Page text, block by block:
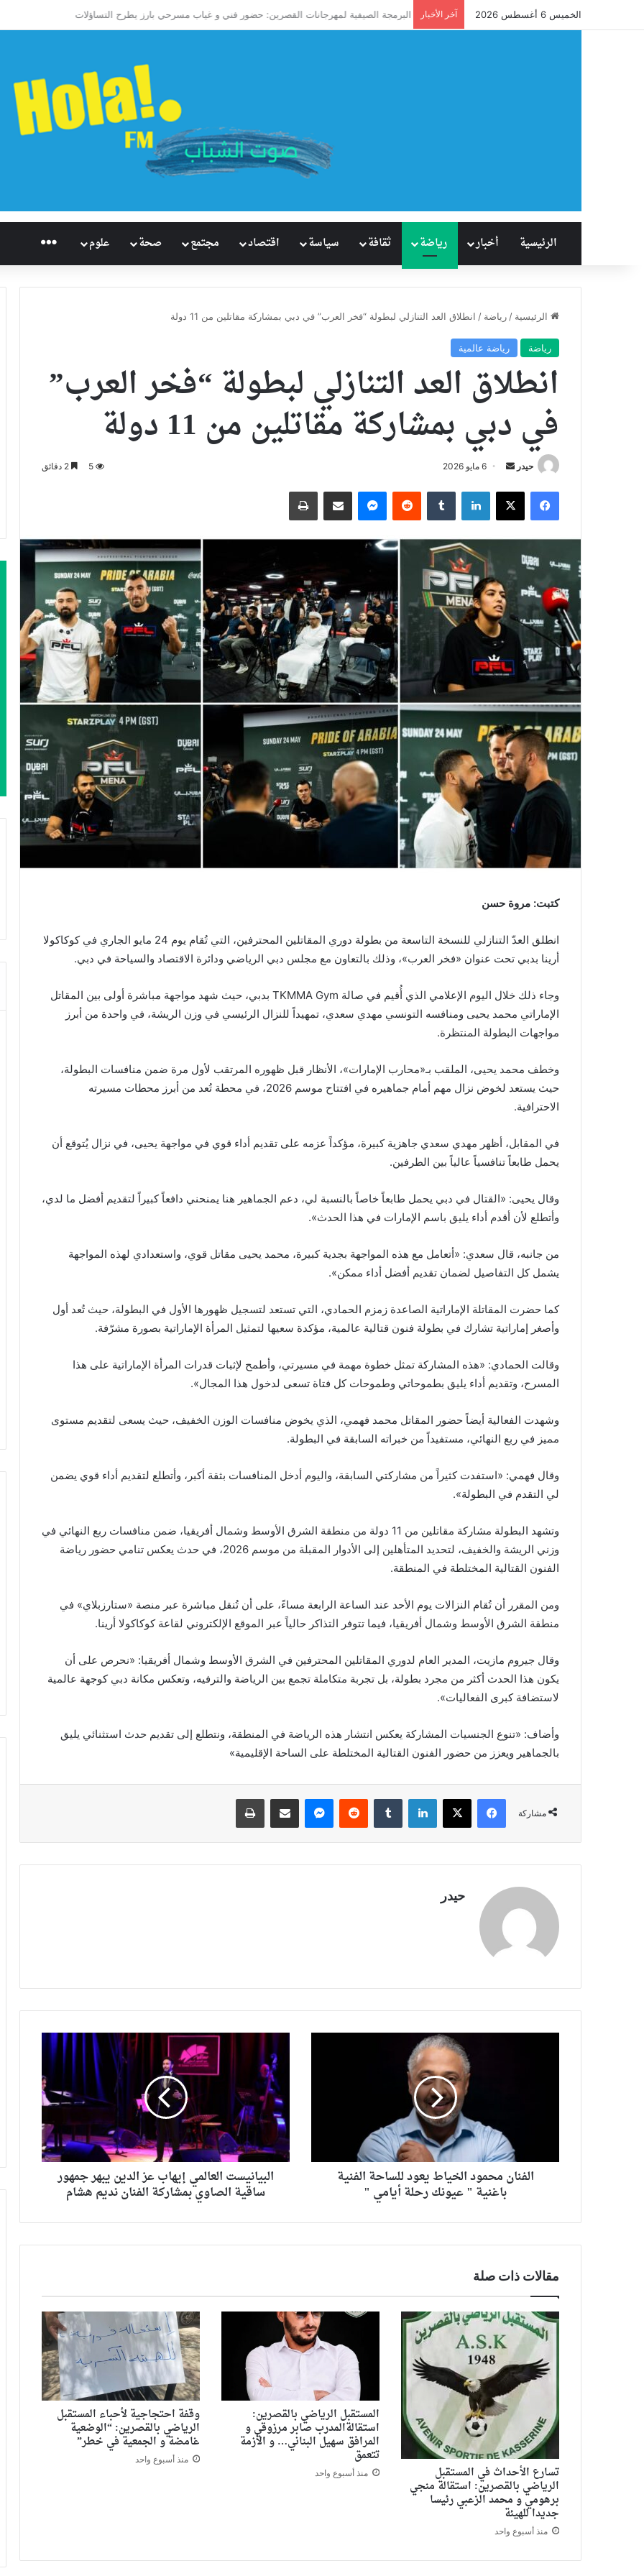
الخميس 6 أغسطس 2026 آخر الأخبار آل نصفان يحقق إنجازًا تاريخيًا للإسكواش السعودي.. سابع العالم وأول آسيوي يبلغ ربع نهائي بطولة العالم
الرئيسية أخبار رياضة ثقافة سياسة اقتصاد مجتمع صحة علوم راديو هُلاَ‎
الرئيسية / رياضة / انطلاق العد التنازلي لبطولة “فخر العرب” في دبي بمشاركة مقاتلين من 11 دولة
رياضة رياضة عالمية
انطلاق العد التنازلي لبطولة “فخر العرب”
في دبي بمشاركة مقاتلين من 11 دولة
حيدر
أرسل
إلكترونيا
6 مايو 2026 5
فيسبوك X لينكدإن ماسنجر نشر بالبريد الالكترونيطباعة
كتبت: مروة حسن
انطلق العدّ التنازلي للنسخة التاسعة من بطولة دوري المقاتلين المحترفين، التي تُقام يوم 24 مايو الجاري في كوكاكولا
أرينا بدبي تحت عنوان «فخر العرب»، وذلك بالتعاون مع مجلس دبي الرياضي ودائرة الاقتصاد والسياحة في دبي.
وجاء ذلك خلال اليوم الإعلامي الذي أُقيم في صالة TKMMA Gym بدبي، حيث شهد مواجهة مباشرة أولى بين المقاتل
الإماراتي محمد يحيى ومنافسه التونسي مهدي سعدي، تمهيداً للنزال الرئيسي في وزن الريشة، في واحدة من أبرز
مواجهات البطولة المنتظرة.
وخطف محمد يحيى، الملقب بـ«محارب الإمارات»، الأنظار قبل ظهوره المرتقب لأول مرة ضمن منافسات البطولة،
حيث يستعد لخوض نزال مهم أمام جماهيره في افتتاح موسم 2026، في محطة تُعد من أبرز محطات مسيرته
الاحترافية.
في المقابل، أظهر مهدي سعدي جاهزية كبيرة، مؤكداً عزمه على تقديم أداء قوي في مواجهة يحيى، في نزال يُتوقع أن
يحمل طابعاً تنافسياً عالياً بين الطرفين.
وقال يحيى: «القتال في دبي يحمل طابعاً خاصاً بالنسبة لي، دعم الجماهير هنا يمنحني دافعاً كبيراً لتقديم أفضل ما لدي،
وأتطلع لأن أقدم أداء يليق باسم الإمارات في هذا الحدث».
من جانبه، قال سعدي: «أتعامل مع هذه المواجهة بجدية كبيرة، محمد يحيى مقاتل قوي، واستعدادي لهذه المواجهة
يشمل كل التفاصيل لضمان تقديم أفضل أداء ممكن».
كما حضرت المقاتلة الإماراتية الصاعدة زمزم الحمادي، التي تستعد لتسجيل ظهورها الأول في البطولة، حيث تُعد أول
وأصغر إماراتية تشارك في بطولة فنون قتالية عالمية، مؤكدة سعيها لتمثيل المرأة الإماراتية بصورة مشرّفة.
وقالت الحمادي: «هذه المشاركة تمثل خطوة مهمة في مسيرتي، وأطمح لإثبات قدرات المرأة الإماراتية على هذا
المسرح، وتقديم أداء يليق بطموحاتي وطموحات كل فتاة تسعى لدخول هذا المجال».
وشهدت الفعالية أيضاً حضور المقاتل محمد فهمي، الذي يخوض منافسات الوزن الخفيف، حيث يسعى لتقديم مستوى
مميز في ربع النهائي، مستفيداً من خبراته السابقة في البطولة.
وقال فهمي: «استفدت كثيراً من مشاركتي السابقة، واليوم أدخل المنافسات بثقة أكبر، وأتطلع لتقديم أداء قوي يضمن
لي التقدم في البطولة».
وتشهد البطولة مشاركة مقاتلين من 11 دولة من منطقة الشرق الأوسط وشمال أفريقيا، ضمن منافسات ربع النهائي في
وزني الريشة والخفيف، لتحديد المتأهلين إلى الأدوار المقبلة من موسم 2026، في حدث يعكس تنامي حضور رياضة
الفنون القتالية المختلطة في المنطقة.
ومن المقرر أن تُقام النزالات يوم الأحد عند الساعة الرابعة مساءً، على أن تُنقل مباشرة عبر منصة «ستارزبلاي» في
منطقة الشرق الأوسط وشمال أفريقيا، فيما تتوفر التذاكر حالياً عبر الموقع الإلكتروني لقاعة كوكاكولا أرينا.
وقال جيروم مازيت، المدير العام لدوري المقاتلين المحترفين في الشرق الأوسط وشمال أفريقيا: «نحرص على أن
يكون هذا الحدث أكثر من مجرد بطولة، بل تجربة متكاملة تجمع بين الرياضة والترفيه، وتعكس مكانة دبي كوجهة عالمية
لاستضافة كبرى الفعاليات».
وأضاف: «تنوع الجنسيات المشاركة يعكس انتشار هذه الرياضة في المنطقة، ونتطلع إلى تقديم حدث استثنائي يليق
بالجماهير ويعزز من حضور الفنون القتالية المختلطة على الساحة الإقليمية»
مشاركة
فيسبوك X لينكدإن ماسنجر نشر بالبريد الالكترونيطباعة
حيدر
الفنان محمود الخياط يعود للساحة الفنية
باغنية " عيونك رحلة أيامي "
البيانيست العالمي إيهاب عز الدين يبهر جمهور
ساقية الصاوي بمشاركة الفنان نديم هشام
مقالات ذات صلة
تسارع الأحداث في المستقبل
الرياضي بالقصرين: استقالة منجي
برهومي و محمد الزعبي رئيسا
جديدا للهيئة
منذ أسبوع واحد
المستقبل الرياضي بالقصرين:
استقالةالمدرب صابر مرزوقي و
المرافق سهيل البناني… و الأزمة
تتعمق
منذ أسبوع واحد
وقفة احتجاجية لأحباء المستقبل
الرياضي بالقصرين: “الوضعية
غامضة و الجمعية في خطر”
منذ أسبوع واحد
مسابقة
في
إطار
حول
الاطفال
في
مع
القانون
مسابقة في إطار مشروع حول
الاطفال في نزاع مع القانون
رحيل
الشيخ
عبدالعزيز
الجميح..
مسيرة
تُختتم
بعد
الإنجاز
17 مارس 2026
عامًا من الإنجاز والعمل الخيري